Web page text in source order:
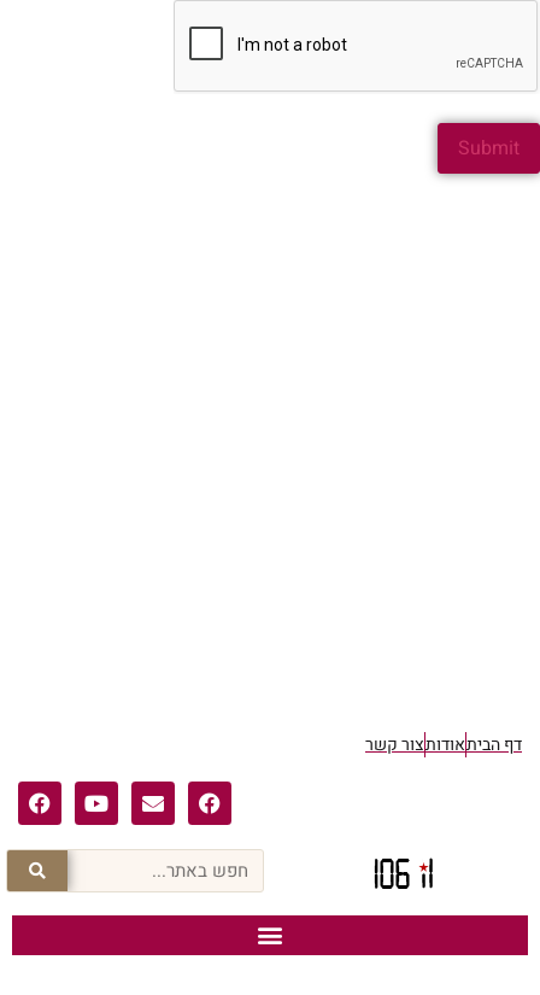
דף הביתאודותצור קשר